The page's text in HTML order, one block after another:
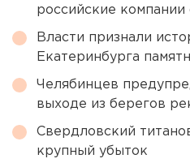
российские
Власти признали
Екатеринбурга
Челябинцев
выходе из берегов
Свердловский
крупный убыток